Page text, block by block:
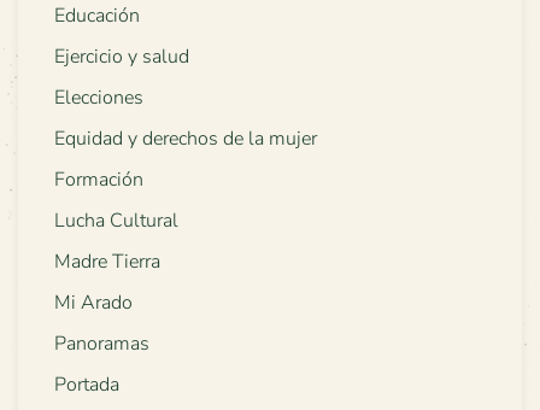
Educación
Ejercicio y salud
Elecciones
Equidad y derechos de la mujer
Formación
Lucha Cultural
Madre Tierra
Mi Arado
Panoramas
Portada